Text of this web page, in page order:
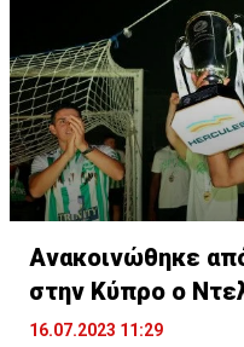
Ανακοινώθηκε
στην Κύπρο ο
16.07.2023 11:29